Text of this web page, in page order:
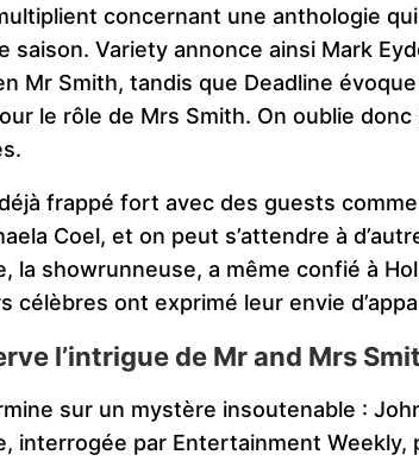
concernant une anthologie
saison. Variety annonce ainsi Mark
Mr Smith, tandis que Deadline
le rôle de Mrs Smith. On oublie
frappé fort avec des guests
Coel, et on peut s’attendre à
la showrunneuse, a même confié à
célèbres ont exprimé leur envie
l’intrigue de Mr and Mrs
sur un mystère insoutenable :
interrogée par Entertainment Weekly,